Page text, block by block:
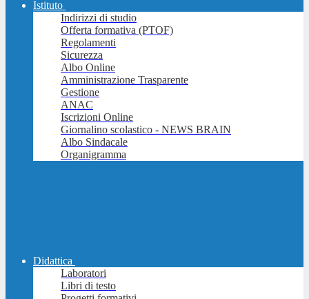
Istituto
Indirizzi di studio
Offerta formativa (PTOF)
Regolamenti
Sicurezza
Albo Online
Amministrazione Trasparente
Gestione
ANAC
Iscrizioni Online
Giornalino scolastico - NEWS BRAIN
Albo Sindacale
Organigramma
Didattica
Laboratori
Libri di testo